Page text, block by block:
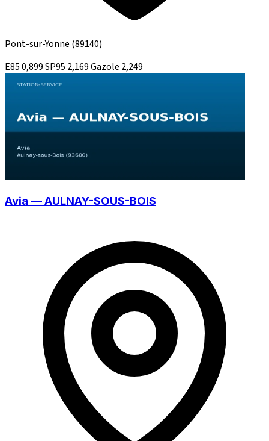
Pont-sur-Yonne (89140)
E850,899SP95 2,169Gazole 2,249
Avia — AULNAY-SOUS-BOIS